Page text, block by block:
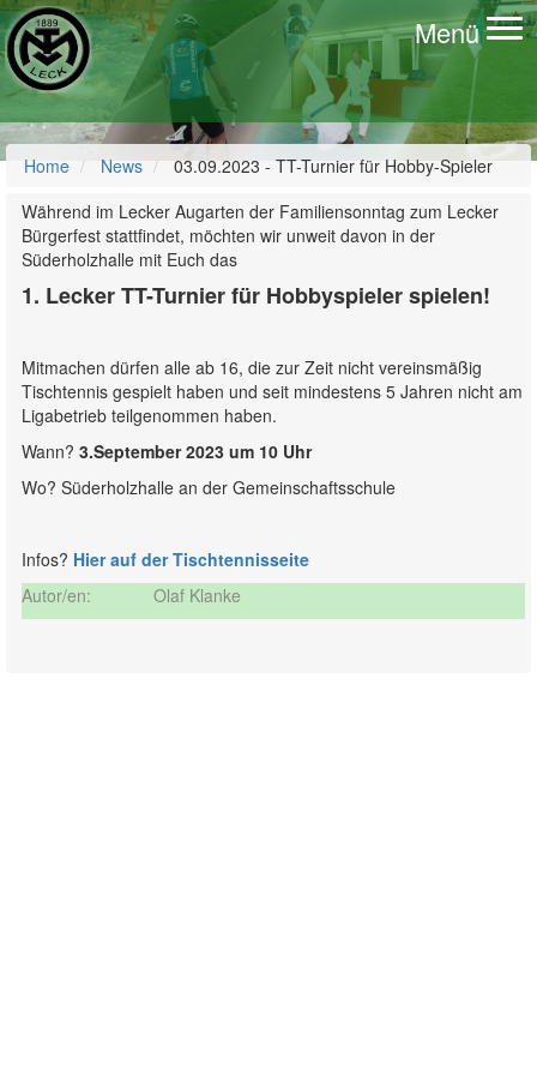
Menü
Home News
03.09.2023 - TT-Turnier für Hobby-Spieler
Während im Lecker Augarten der Familiensonntag zum Lecker
Bürgerfest stattfindet, möchten wir unweit davon in der
Süderholzhalle mit Euch das
1. Lecker TT-Turnier für Hobbyspieler spielen!
Mitmachen dürfen alle ab 16, die zur Zeit nicht vereinsmäßig
Tischtennis gespielt haben und seit mindestens 5 Jahren nicht am
Ligabetrieb teilgenommen haben.
Wann? 3.September 2023 um 10 Uhr
Wo? Süderholzhalle an der Gemeinschaftsschule
Infos? Hier auf der Tischtennisseite
Autor/en:
Olaf Klanke